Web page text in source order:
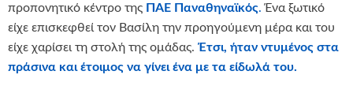
προπονητικό κέντρο της ΠΑΕ Παναθηναϊκός. Ένα ξωτικό
είχε επισκεφθεί τον Βασίλη την προηγούμενη μέρα και του
είχε χαρίσει τη στολή της ομάδας. Έτσι, ήταν ντυμένος στα
πράσινα και έτοιμος να γίνει ένα με τα είδωλά του.